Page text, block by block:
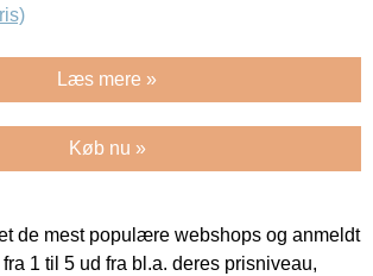
Læs mere »
Køb nu »
de mest populære webshops og anmeldt
1 til 5 ud fra bl.a. deres prisniveau,